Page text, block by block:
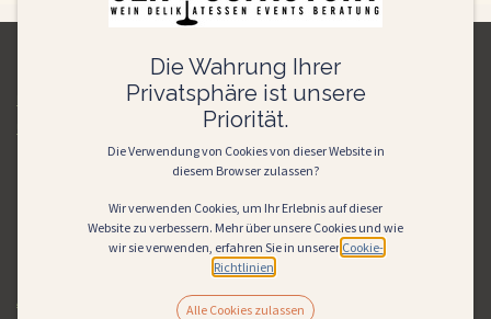
AGB
Die Wahrung Ihrer
Privatsphäre ist unsere
Priorität.
Die Verwendung von Cookies von dieser Website in
diesem Browser zulassen?
Wir verwenden Cookies, um Ihr Erlebnis auf dieser
Website zu verbessern. Mehr über unsere Cookies und wie
wir sie verwenden, erfahren Sie in unserer Cookie-
Richtlinien
Alle Cookies zulassen